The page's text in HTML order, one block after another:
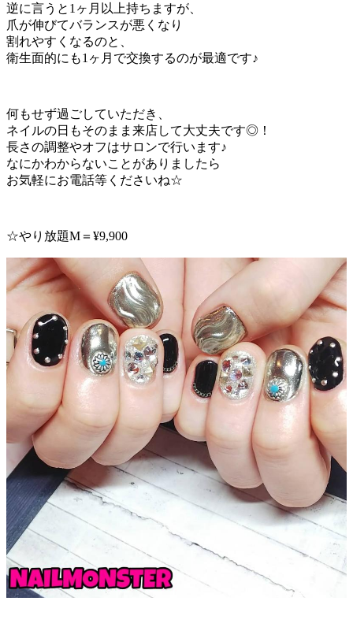
逆に言うと1ヶ月以上持ちますが、
爪が伸びてバランスが悪くなり
割れやすくなるのと、
衛生面的にも1ヶ月で交換するのが最適です♪
何もせず過ごしていただき、
ネイルの日もそのまま来店して大丈夫です◎！
長さの調整やオフはサロンで行います♪
なにかわからないことがありましたら
お気軽にお電話等くださいね☆
☆やり放題M＝¥9,900